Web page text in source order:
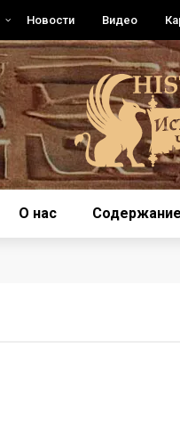
Новости Видео
О нас Содержание